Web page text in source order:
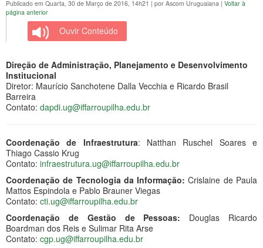
Publicado em Quarta, 30 de Março de 2016, 14h21 | por Ascom Uruguaiana | Voltar à
página anterior
Ouvir Conteúdo
Direção de Administração, Planejamento e Desenvolvimento
Institucional
Diretor: Maurício Sanchotene Dalla Vecchia e Ricardo Brasil
Barreira
Contato: dapdi.ug@iffarroupilha.edu.br
Coordenação de Infraestrutura: Natthan Ruschel Soares e
Thiago Cassio Krug
Contato: infraestrutura.ug@iffarroupilha.edu.br
Coordenação de Tecnologia da Informação: Crislaine de Paula
Mattos Espindola e Pablo Brauner Viegas
Contato: cti.ug@iffarroupilha.edu.br
Coordenação de Gestão de Pessoas: Douglas Ricardo
Boardman dos Reis e Sulimar Rita Arse
Contato: cgp.ug@iffarroupilha.edu.br